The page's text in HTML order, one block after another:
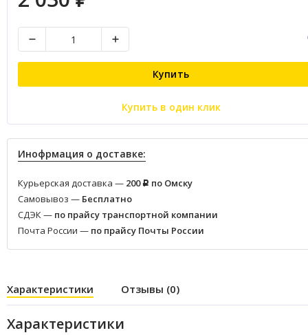
Купить
Купить в один клик
Инофрмация о доставке:
Курьерская доставка — 200 Р по Омску
Самовывоз — Бесплатно
СДЭК — по прайсу транспортной компании
Почта России — по прайсу Почты России
Характеристики Отзывы (0)
Характеристики